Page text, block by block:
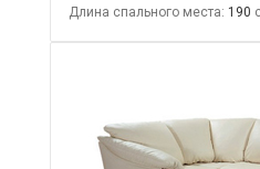
Длина спального места: 190